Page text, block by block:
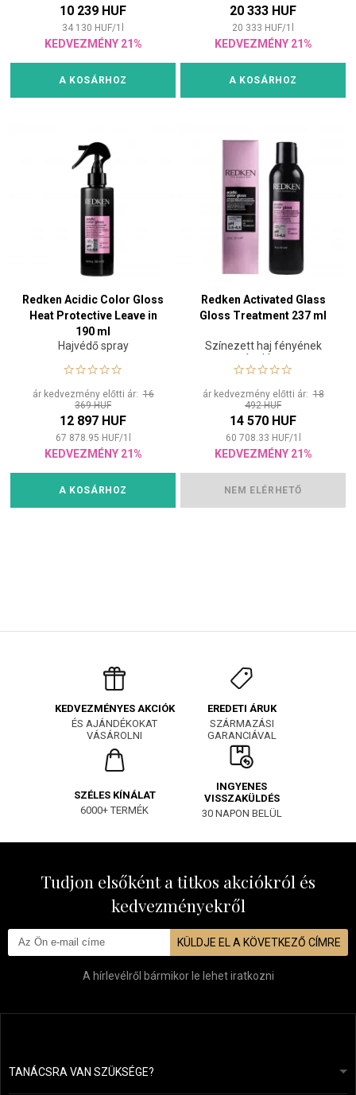
10 239 HUF
34 130 HUF/1
KEDVEZMÉNY 21%
A KOSÁRHOZ
20 333 HUF
20 333 HUF/1
KEDVEZMÉNY 21%
A KOSÁRHOZ
Redken Acidic Color Gloss
Heat Protective Leave in
190 ml
Hajvédő spray
ár kedvezmény előtti ár:16
369 HUF
12 897 HUF
67 878.95 HUF/1
KEDVEZMÉNY 21%
A KOSÁRHOZ
Redken Activated Glass
Gloss Treatment 237 ml
Színezett haj fényének
ápolása
ár kedvezmény előtti ár:18
492 HUF
14 570 HUF
60 708.33 HUF/1
KEDVEZMÉNY 21%
NEM ELÉRHETŐ
KEDVEZMÉNYES AKCIÓK
ÉS AJÁNDÉKOKAT
VÁSÁROLNI
EREDETI ÁRUK
SZÁRMAZÁSI
GARANCIÁVAL
SZÉLES KÍNÁLAT
6000+ TERMÉK
INGYENES
VISSZAKÜLDÉS
30 NAPON BELÜL
Tudjon elsőként a titkos akciókról és
kedvezményekről
KÜLDJE EL A KÖVETKEZŐ CÍMRE
A hírlevélről bármikor le lehet iratkozni
TANÁCSRA VAN SZÜKSÉGE?info@mapeja.hu
Általános szerződési feltételek (ÁSZF)